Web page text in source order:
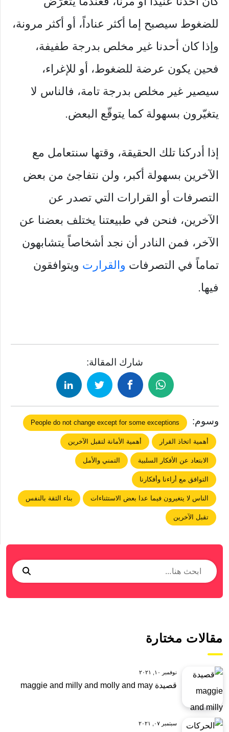
للضغوط سيصبح إما أكثر عناداً، أو أكثر مرونة،
وإذا كان أحدنا غير مخلص بدرجة طفيفة،
فحين يكون عرضة للضغوط، أو للإغراء،
سيصير غير مخلص بدرجة تامة، فالناس لا
يتغيّرون بسهولة كما يتوقّع البعض.
إذا أدركنا تلك الحقيقة، وقتها سنتعامل مع
الآخرين بسهولة أكبر، ولن نتفاجئ من بعض
التصرفات أو القرارات التي تصدر عن
الآخرين، فنحن في طبيعتنا يختلف بعضنا عن
الآخر، فمن النادر أن نجد أشخاصاً يتشابهون
تماماً في التصرفات والقرارت ويتوافقون
فيها.
شارك المقالة:
وسوم: People do not change except for some exceptions
أهمية اتخاذ القرار أهمية اﻷمانة لتقبل اﻵخرين
الابتعاد عن اﻷفكار السلبية التمني واﻷمل
التوافق مع أراءنا وأفكارنا
الناس لا يتغيرون فيما عدا بعض الاستثناءات بناء الثقة بالنفس
تقبل الآخرين
مقالات مختارة
نوفمبر ١٠, ٢٠٢١
قصيدة maggie and milly and molly and may
سبتمبر ٠٧, ٢٠٢١